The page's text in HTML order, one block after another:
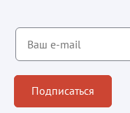
Подписаться